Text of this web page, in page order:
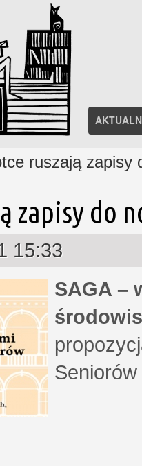
ruszają zapisy
zapisy do
15:33
SAGA –